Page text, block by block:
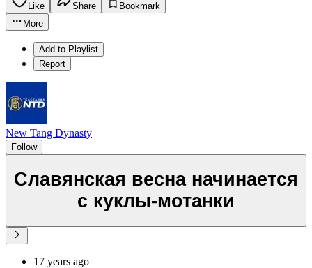
Like Share
Bookmark
More
Add to Playlist
Report
New Tang Dynasty
Follow
Славянская весна начинается
с куклы-мотанки
17 years ago